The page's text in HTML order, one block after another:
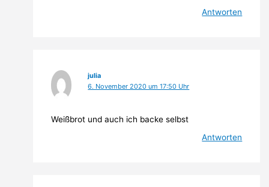
Antworten
julia
6. November 2020 um 17:50 Uhr
Weißbrot und auch ich backe selbst
Antworten